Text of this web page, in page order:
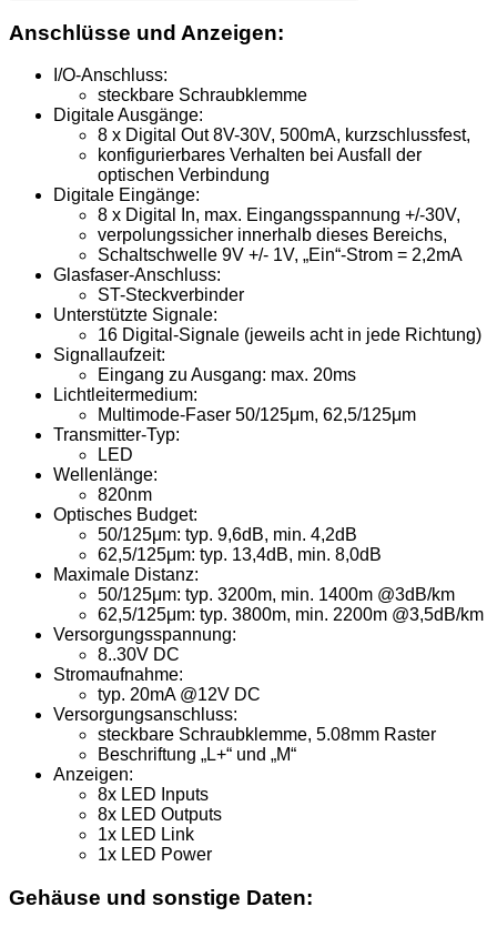
Anschlüsse und Anzeigen:
I/O-Anschluss:
steckbare Schraubklemme
Digitale Ausgänge:
8 x Digital Out 8V-30V, 500mA, kurzschlussfest,
konfigurierbares Verhalten bei Ausfall der
optischen Verbindung
Digitale Eingänge:
8 x Digital In, max. Eingangsspannung +/-30V,
verpolungssicher innerhalb dieses Bereichs,
Schaltschwelle 9V +/- 1V, „Ein“-Strom = 2,2mA
Glasfaser-Anschluss:
ST-Steckverbinder
Unterstützte Signale:
16 Digital-Signale (jeweils acht in jede Richtung)
Signallaufzeit:
Eingang zu Ausgang: max. 20ms
Lichtleitermedium:
Multimode-Faser 50/125μm, 62,5/125μm
Transmitter-Typ:
LED
Wellenlänge:
820nm
Optisches Budget:
50/125μm: typ. 9,6dB, min. 4,2dB
62,5/125μm: typ. 13,4dB, min. 8,0dB
Maximale Distanz:
50/125μm: typ. 3200m, min. 1400m @3dB/km
62,5/125μm: typ. 3800m, min. 2200m @3,5dB/km
Versorgungsspannung:
8..30V DC
Stromaufnahme:
typ. 20mA @12V DC
Versorgungsanschluss:
steckbare Schraubklemme, 5.08mm Raster
Beschriftung „L+“ und „M“
Anzeigen:
8x LED Inputs
8x LED Outputs
1x LED Link
1x LED Power
Gehäuse und sonstige Daten: